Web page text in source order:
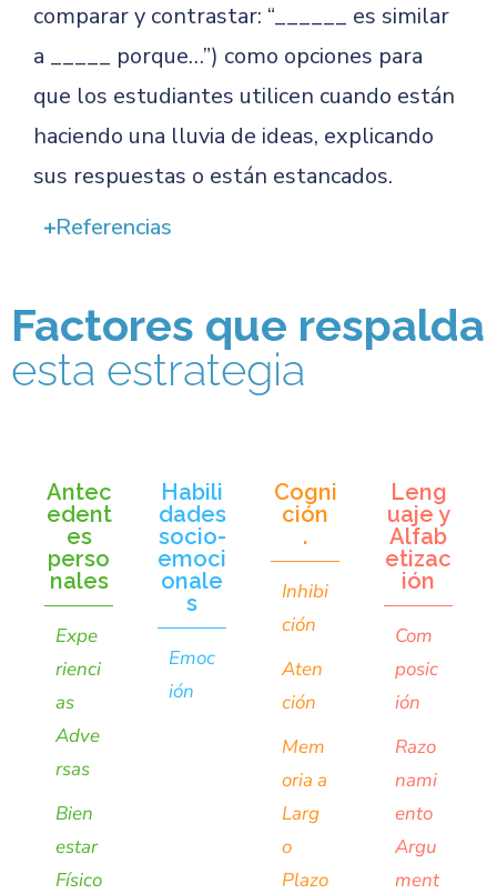
comparar y contrastar: “______ es similar
a _____ porque…”) como opciones para
que los estudiantes utilicen cuando están
haciendo una lluvia de ideas, explicando
sus respuestas o están estancados.
Referencias
Factores que respalda
esta estrategia
Antec
edent
es
perso
nales
Expe
rienci
as
Adve
rsas
Bien
estar
Físico
Habili
dades
socio-
emoci
onale
s
Emoc
ión
Cogni
ción
.
Inhibi
ción
Aten
ción
Mem
oria a
Larg
o
Plazo
Leng
uaje y
Alfab
etizac
ión
Com
posic
ión
Razo
nami
ento
Argu
ment